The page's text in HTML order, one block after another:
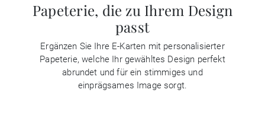
Papeterie, die zu Ihrem Design
passt
Ergänzen Sie Ihre E-Karten mit personalisierter
Papeterie, welche Ihr gewähltes Design perfekt
abrundet und für ein stimmiges und
einprägsames Image sorgt.